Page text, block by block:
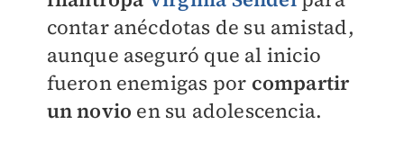
contar anécdotas de su amistad,
aunque aseguró que al inicio
fueron enemigas por compartir
un novio en su adolescencia.